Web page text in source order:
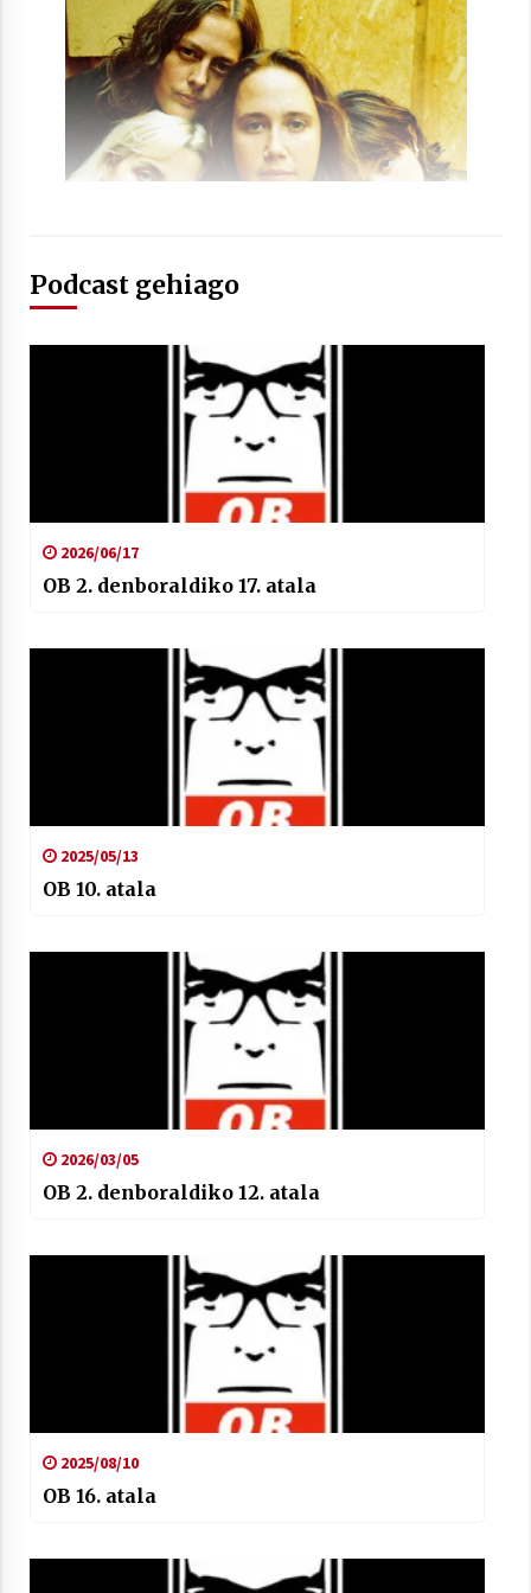
Berria egunkarian elkarrizketa
Arrosaren 20 urteez
2021/07/06
Arrosaren 20 urteez
2021/07/03
Zebrabidearen denboraldi amaiera
EHZtik
Arrosaren laburpen bideoa Hamaika
Telebistaren eskutik
Podcast gehiago
2026/06/17
OB 2. denboraldiko 17. atala
2025/05/13
OB 10. atala
2026/03/05
OB 2. denboraldiko 12. atala
2025/08/10
OB 16. atala